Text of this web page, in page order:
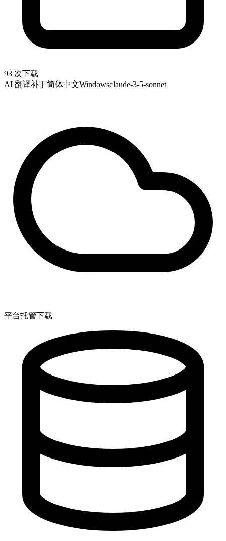
93 次下载
AI 翻译补丁简体中文Windowsclaude-3-5-sonnet
平台托管下载